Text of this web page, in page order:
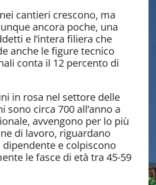
cantieri crescono, ma
ancora poche, una
e l’intera filiera che
anche le figure tecnico
conta il 12 percento di
in rosa nel settore delle
sono circa 700 all’anno a
avvengono per lo più
di lavoro, riguardano
dipendente e colpiscono
le fasce di età tra 45-59